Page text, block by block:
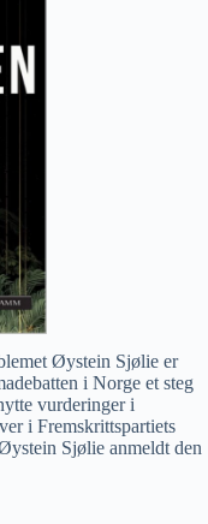
Øystein Sjølie er
i Norge et steg
vurderinger i
i Fremskrittspartiets
Sjølie anmeldt den